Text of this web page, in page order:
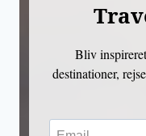
Bliv
destinationer,